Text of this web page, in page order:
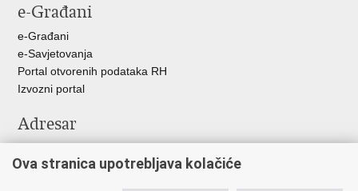
FacebookuTwitteru
e-Građani
e-Građani
e-Savjetovanja
Portal otvorenih podataka RH
Izvozni portal
Adresar
Adresar tijela javne vlasti
Ova stranica upotrebljava kolačiće